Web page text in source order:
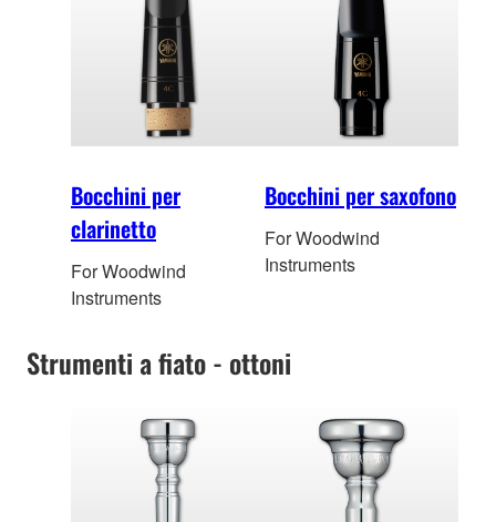
Bocchini per
clarinetto
For Woodwind
Instruments
Bocchini per saxofono
For Woodwind
Instruments
Strumenti a fiato - ottoni